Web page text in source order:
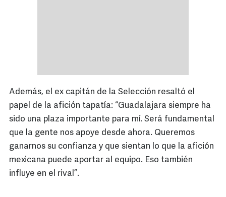
Además, el ex capitán de la Selección resaltó el
papel de la afición tapatía: “Guadalajara siempre ha
sido una plaza importante para mí. Será fundamental
que la gente nos apoye desde ahora. Queremos
ganarnos su confianza y que sientan lo que la afición
mexicana puede aportar al equipo. Eso también
influye en el rival”.